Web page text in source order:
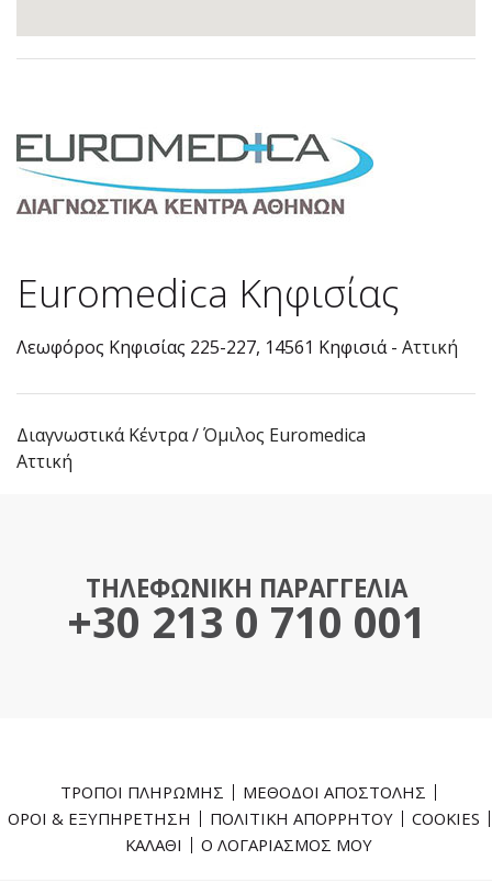
Euromedica Κηφισίας
Λεωφόρος Κηφισίας 225-227, 14561 Κηφισιά - Αττική
Διαγνωστικά Κέντρα/Όμιλος Euromedica
Αττική
ΤΗΛΕΦΩΝΙΚΗ ΠΑΡΑΓΓΕΛΙΑ
+30 213 0 710 001
ΤΡΟΠΟΙ ΠΛΗΡΩΜΗΣ
ΜΕΘΟΔΟΙ ΑΠΟΣΤΟΛΗΣ
ΟΡΟΙ & ΕΞΥΠΗΡΕΤΗΣΗ
ΠΟΛΙΤΙΚΗ ΑΠΟΡΡΗΤΟΥ
COOKIES
ΚΑΛΑΘΙ
Ο ΛΟΓΑΡΙΑΣΜΟΣ ΜΟΥ